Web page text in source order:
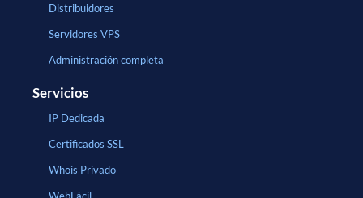
Distribuidores
Servidores VPS
Administración completa
Servicios
IP Dedicada
Certificados SSL
Whois Privado
WebFácil